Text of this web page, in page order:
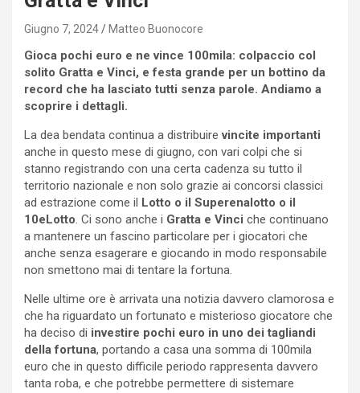
Giugno 7, 2024 Matteo Buonocore
Gioca pochi euro e ne vince 100mila: colpaccio col
solito Gratta e Vinci, e festa grande per un bottino da
record che ha lasciato tutti senza parole. Andiamo a
scoprire i dettagli.
La dea bendata continua a distribuirevincite importanti
anche in questo mese di giugno, con vari colpi che si
stanno registrando con una certa cadenza su tutto il
territorio nazionale e non solo grazie ai concorsi classici
ad estrazione come il
Lotto o il Superenalotto o il
10eLotto. Ci sono anche i Gratta e Vinci che continuano
a mantenere un fascino particolare per i giocatori che
anche senza esagerare e giocando in modo responsabile
non smettono mai di tentare la fortuna.
Nelle ultime ore è arrivata una notizia davvero clamorosa e
che ha riguardato un fortunato e misterioso giocatore che
ha deciso di investire pochi euro in uno dei tagliandi
della fortuna, portando a casa una somma di 100mila
euro che in questo difficile periodo rappresenta davvero
tanta roba, e che potrebbe permettere di sistemare